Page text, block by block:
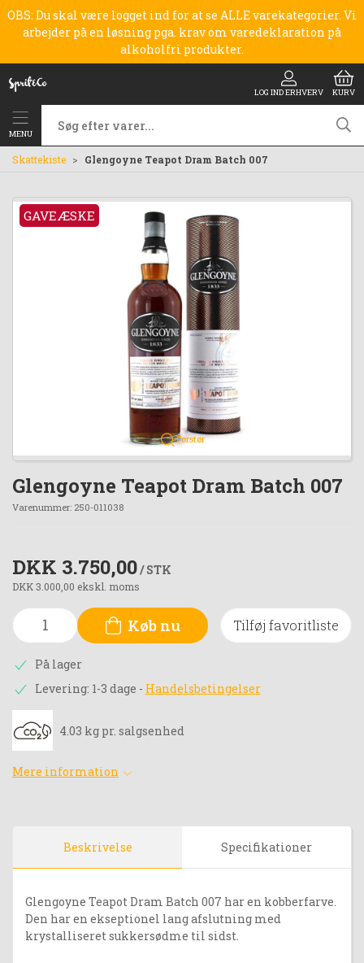
OBS: Du skal være logget ind for at se ALLE varekategorier. Vi
arbejder på en løsning pga. krav om varedeklaration på
alkoholfri produkter.
LOG IND ERHVERV KURV
MENU
Skattekiste Glengoyne Teapot Dram Batch 007
GAVEÆSKE
Forstør
Glengoyne Teapot Dram Batch 007
Varenummer: 250-011038
DKK 3.750,00/ STK
DKK 3.000,00 ekskl. moms
Køb nu Tilføj favoritliste
På lager
Levering: 1-3 dage - Handelsbetingelser
4.03 kg pr. salgsenhed
Mere information
Beskrivelse Specifikationer
Glengoyne Teapot Dram Batch 007 har en kobberfarve.
Den har en ekseptionel lang afslutning med
krystalliseret sukkersødme til sidst.